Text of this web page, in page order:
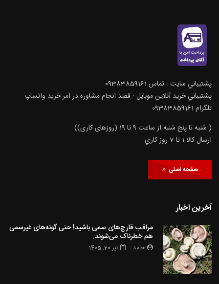
پشتيباني سايت : تماس 09383859161
پشتيباني خريد آنلاين موبايل : قصد انجام مشاوره در امر خرید واتساپ
تلگرام 09383859161
( شنبه تا پنج شنبه از ساعت 9 تا 19 (روزهای کاری))
ارسال كالا 1 تا 7 روز كاري
صفحه اصلی
آخرین اخبار
مراقب قارچ‌های سمی باشید! حتی گونه‌های غیرسمی
هم خطرناک می‌شوند.
حامد تیر 20, 1405